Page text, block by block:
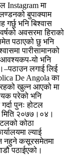
Instagram मा
बुपाक्याम
गर्छु भनि बिश्वास
अवसरमा हिराको
पठाएको छु भनि
पारीसामानको
आवश्यकप-यो भनि
लगाई लिई
De Angola का
खुल्न आएको मा
परेको भनि
पुनः होटल
मिति २०७७।०४।
कोठा
ल्याई
नहुने कसूरसमेतमा
पठाईएको।